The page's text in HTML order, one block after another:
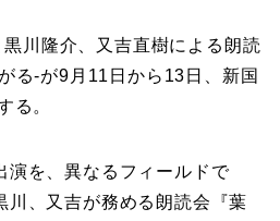
川隆介、又吉直樹による朗読
る-が9月11日から13日、新国
る。
を、異なるフィールドで
川、又吉が務める朗読会『葉